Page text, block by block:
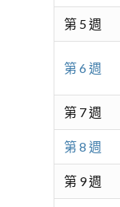
第 5 週
第 6 週
第 7 週
第 8 週
第 9 週